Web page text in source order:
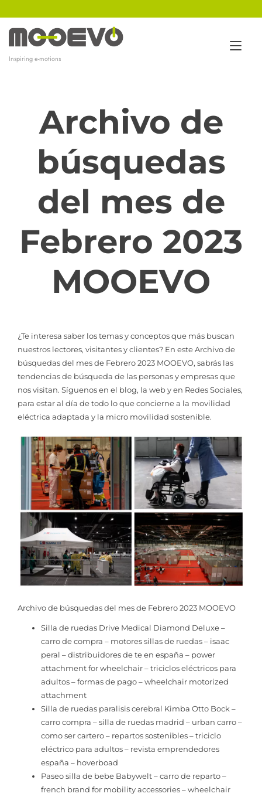
al
contenido
Inspiring e-motions
Archivo de
búsquedas
del mes de
Febrero 2023
MOOEVO
¿Te interesa saber los temas y conceptos que más buscan
nuestros lectores, visitantes y clientes? En este Archivo de
búsquedas del mes de Febrero 2023 MOOEVO, sabrás las
tendencias de búsqueda de las personas y empresas que
nos visitan. Síguenos en el blog, la web y en Redes Sociales,
para estar al día de todo lo que concierne a la movilidad
eléctrica adaptada y la micro movilidad sostenible.
Archivo de búsquedas del mes de Febrero 2023 MOOEVO
Silla de ruedas Drive Medical Diamond Deluxe –
carro de compra – motores sillas de ruedas – isaac
peral – distribuidores de te en españa – power
attachment for wheelchair – triciclos eléctricos para
adultos – formas de pago – wheelchair motorized
attachment
Silla de ruedas paralisis cerebral Kimba Otto Bock –
carro compra – silla de ruedas madrid – urban carro –
como ser cartero – repartos sostenibles – triciclo
eléctrico para adultos – revista emprendedores
españa – hoverboad
Paseo silla de bebe Babywelt – carro de reparto –
french brand for mobility accessories – wheelchair